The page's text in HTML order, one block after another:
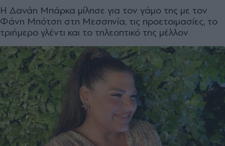
Η Δανάη Μπάρκα μίλησε για τον γάμο της με τον
Φάνη Μπότση στη Μεσσηνία, τις προετοιμασίες, το
τριήμερο γλέντι και το τηλεοπτικό της μέλλον